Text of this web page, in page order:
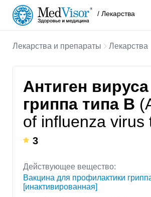
/ Лекарства
Лекарства и препараты Лекарства
Антиген вируса
гриппа типа В
of influenza virus
3
Действующее вещество:
Вакцина для профилактики
[инактивированная]